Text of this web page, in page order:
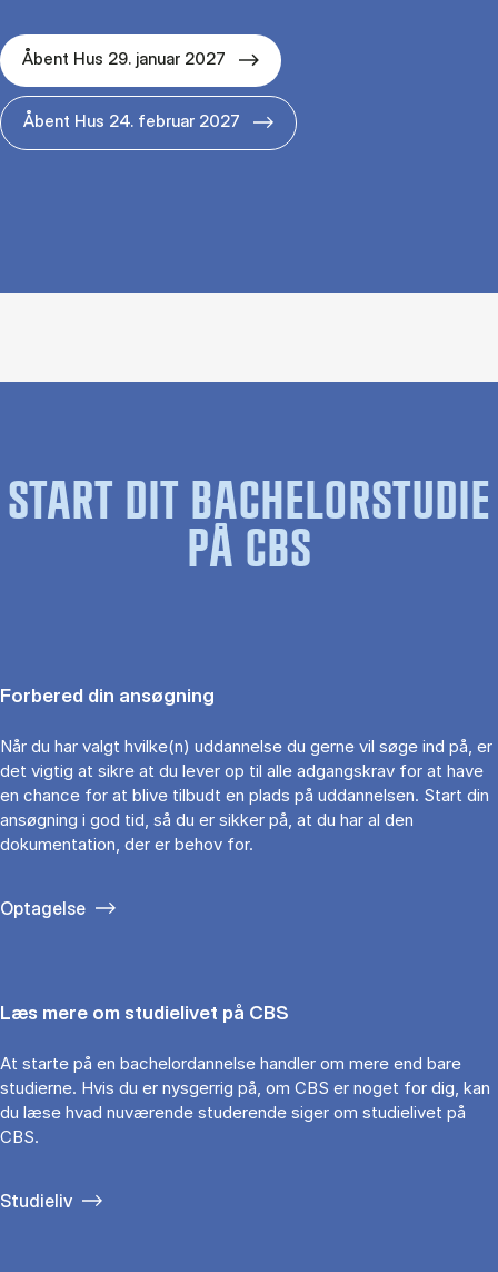
Åbent Hus 29. januar 2027
Åbent Hus 24. februar 2027
START DIT BACHELORSTUDIE
PÅ CBS
Forbered din ansøgning
Når du har valgt hvilke(n) uddannelse du gerne vil søge ind på, er
det vigtig at sikre at du lever op til alle adgangskrav for at have
en chance for at blive tilbudt en plads på uddannelsen. Start din
ansøgning i god tid, så du er sikker på, at du har al den
dokumentation, der er behov for.
Optagelse
Læs mere om studielivet på CBS
At starte på en bachelordannelse handler om mere end bare
studierne. Hvis du er nysgerrig på, om CBS er noget for dig, kan
du læse hvad nuværende studerende siger om studielivet på
CBS.
Studieliv